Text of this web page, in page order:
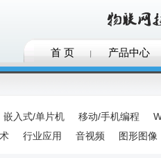
首 页 产品中心
嵌入式/单片机 移动/手机编程
行业应用 音视频 图形图像